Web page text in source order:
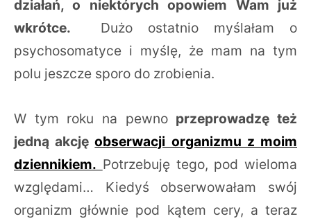
działań, o niektórych opowiem Wam już
wkrótce.
Dużo ostatnio myślałam o
psychosomatyce i myślę, że mam na tym
polu jeszcze sporo do zrobienia.
W tym roku na pewno przeprowadzę też
jedną akcjęobserwacji organizmu z moim
dziennikiem. Potrzebuję tego, pod wieloma
względami… Kiedyś obserwowałam swój
organizm głównie pod kątem cery, a teraz